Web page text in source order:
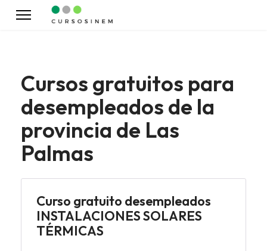
Cursos gratuitos para
desempleados de la
provincia de Las
Palmas
Curso gratuito desempleados
INSTALACIONES SOLARES
TÉRMICAS